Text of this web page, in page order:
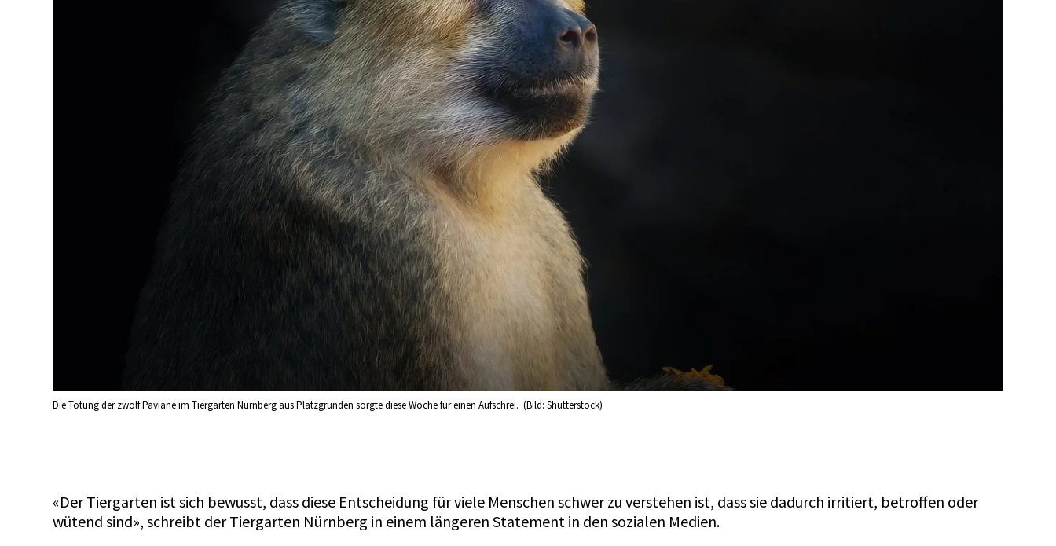
Die Tötung der zwölf Paviane im Tiergarten Nürnberg aus Platzgründen sorgte diese Woche für einen Aufschrei. (Bild: Shutterstock)
«Der Tiergarten ist sich bewusst, dass diese Entscheidung für viele Menschen schwer zu verstehen ist, dass sie dadurch irritiert, betroffen oder
wütend sind», schreibt der Tiergarten Nürnberg in einem längeren Statement in den sozialen Medien.